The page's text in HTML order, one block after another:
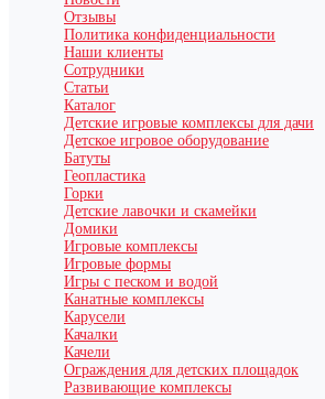
Отзывы
Политика конфиденциальности
Наши клиенты
Сотрудники
Статьи
Каталог
Детские игровые комплексы для дачи
Детское игровое оборудование
Батуты
Геопластика
Горки
Детские лавочки и скамейки
Домики
Игровые комплексы
Игровые формы
Игры с песком и водой
Канатные комплексы
Карусели
Качалки
Качели
Ограждения для детских площадок
Развивающие комплексы